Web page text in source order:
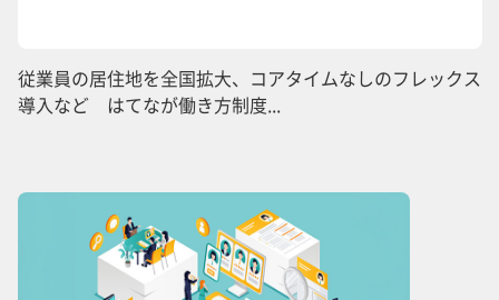
従業員の居住地を全国拡大、コアタイムなしのフレックス
導入など はてなが働き方制度...